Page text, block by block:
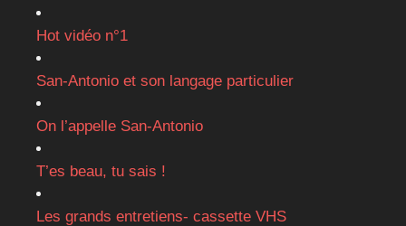
Hot vidéo n°1
San-Antonio et son langage particulier
On l’appelle San-Antonio
T’es beau, tu sais !
Les grands entretiens- cassette VHS